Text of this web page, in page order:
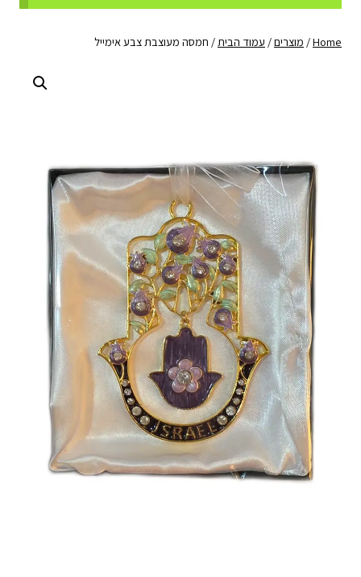
Home
/ מוצרים/ עמוד הבית / חמסה מעוצבת צבע אימייל